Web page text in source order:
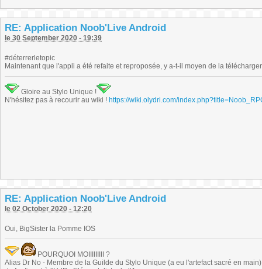
RE: Application Noob'Live Android
le 30 September 2020 - 19:39
#déterrerletopic
Maintenant que l'appli a été refaite et reproposée, y a-t-il moyen de la
Gloire au Stylo Unique !
N'hésitez pas à recourir au wiki ! https://wiki.olydri.com/
RE: Application Noob'Live Android
le 02 October 2020 - 12:20
Oui, BigSister la Pomme IOS
POURQUOI MOIIIIIIIII ?
Alias Dr No - Membre de la Guilde du Stylo Unique (a eu l'artefact sacré en